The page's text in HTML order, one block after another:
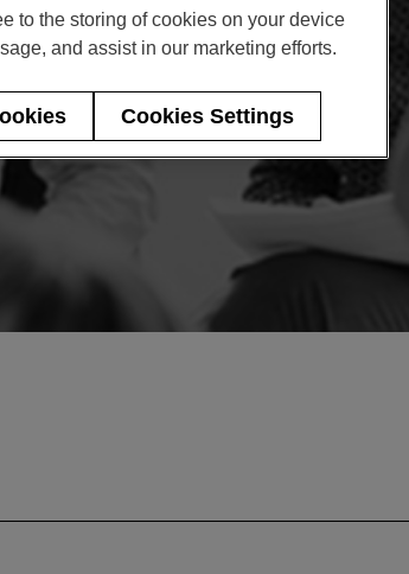
to the storing of cookies on your device
and assist in our marketing efforts.
Cookies Settings